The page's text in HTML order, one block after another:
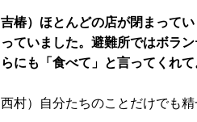
吉椿）ほとんどの店が閉まって
っていました。避難所ではボラ
らにも「食べて」と言ってくれて
西村）自分たちのことだけでも